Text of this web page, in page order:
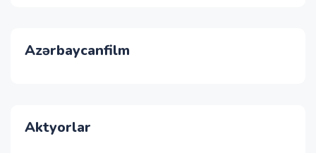
Azərbaycanfilm
Aktyorlar